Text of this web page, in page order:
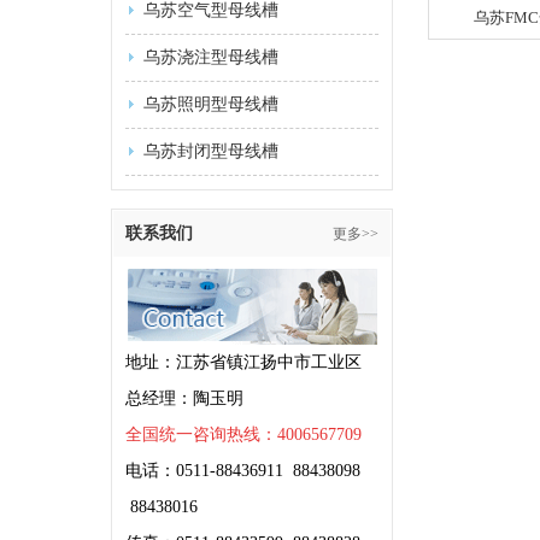
乌苏空气型母线槽
乌苏浇注型母线槽
乌苏照明型母线槽
乌苏封闭型母线槽
联系我们 更多>>
地址：江苏省镇江扬中市工业区
总经理：陶玉明
全国统一咨询热线：4006567709
电话：0511-88436911 88438098
88438016
乌苏